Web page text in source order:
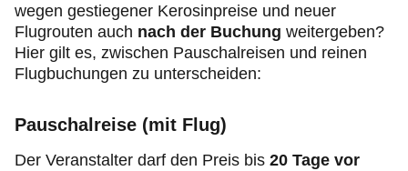
wegen gestiegener Kerosinpreise und neuer
Flugrouten auch nach der Buchung weitergeben?
Hier gilt es, zwischen Pauschalreisen und reinen
Flugbuchungen zu unterscheiden:
Pauschalreise (mit Flug)
Der Veranstalter darf den Preis bis 20 Tage vor